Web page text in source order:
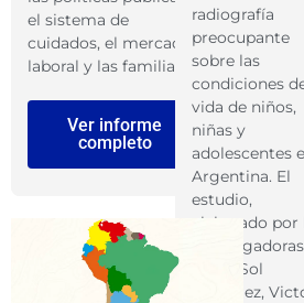
el sistema de
cuidados, el mercado
laboral y las familias.
Ver informe
completo
radiografía
preocupante
sobre las
condiciones
vida de niños,
niñas y
adolescentes
Argentina. El
estudio,
elaborado por
investigadoras
María Sol
González,